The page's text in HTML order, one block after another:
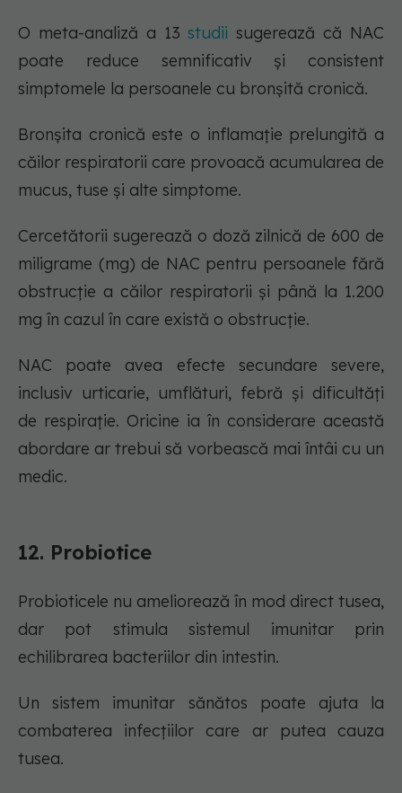
O meta-analiză a 13studii sugerează că NAC
poate reduce semnificativ și consistent
simptomele la persoanele cu bronșită cronică.
Bronșita cronică este o inflamație prelungită a
căilor respiratorii care provoacă acumularea de
mucus, tuse și alte simptome.
Cercetătorii sugerează o doză zilnică de 600 de
miligrame (mg) de NAC pentru persoanele fără
obstrucție a căilor respiratorii și până la 1.200
mg în cazul în care există o obstrucție.
NAC poate avea efecte secundare severe,
inclusiv urticarie, umflături, febră și dificultăți
de respirație. Oricine ia în considerare această
abordare ar trebui să vorbească mai întâi cu un
medic.
12. Probiotice
Probioticele nu ameliorează în mod direct tusea,
dar pot stimula sistemul imunitar prin
echilibrarea bacteriilor din intestin.
Un sistem imunitar sănătos poate ajuta la
combaterea infecțiilor care ar putea cauza
tusea.